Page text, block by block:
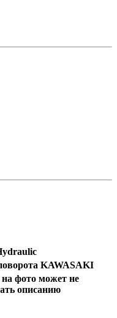
KAWASAKI
фото может не
описанию